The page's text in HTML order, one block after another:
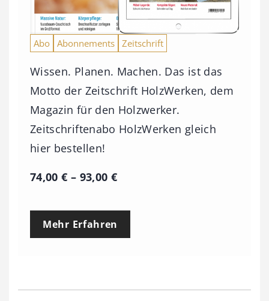
Abo Abonnements Zeitschrift
Wissen. Planen. Machen. Das ist das
Motto der Zeitschrift HolzWerken, dem
Magazin für den Holzwerker.
Zeitschriftenabo HolzWerken gleich
hier bestellen!
74,00€ – 93,00 €P
e
p
Mehr Erfahren